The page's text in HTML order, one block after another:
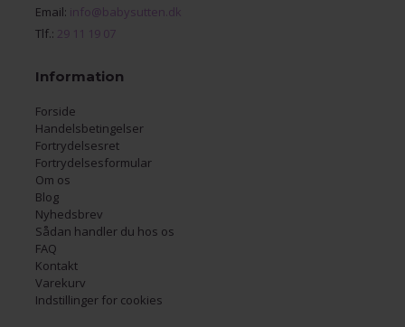
Email: info@babysutten.dk
Tlf.: 29 11 19 07
Information
Forside
Handelsbetingelser
Fortrydelsesret
Fortrydelsesformular
Om os
Blog
Nyhedsbrev
Sådan handler du hos os
FAQ
Kontakt
Varekurv
Indstillinger for cookies